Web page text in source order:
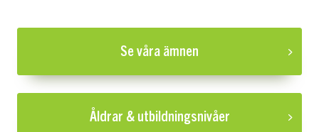
Se våra ämnen
Åldrar & utbildningsnivåer